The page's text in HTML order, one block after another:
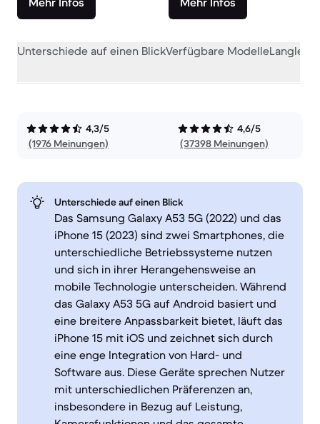
Unterschiede auf einen BlickVerfügbare Modelle
4,3/5
(1976 Meinungen)
4,6/5
(37398 Meinungen)
Unterschiede auf einen Blick
Das Samsung Galaxy A53 5G (2022) und das
iPhone 15 (2023) sind zwei Smartphones, die
unterschiedliche Betriebssysteme nutzen
und sich in ihrer Herangehensweise an
mobile Technologie unterscheiden. Während
das Galaxy A53 5G auf Android basiert und
eine breitere Anpassbarkeit bietet, läuft das
iPhone 15 mit iOS und zeichnet sich durch
eine enge Integration von Hard- und
Software aus. Diese Geräte sprechen Nutzer
mit unterschiedlichen Präferenzen an,
insbesondere in Bezug auf Leistung,